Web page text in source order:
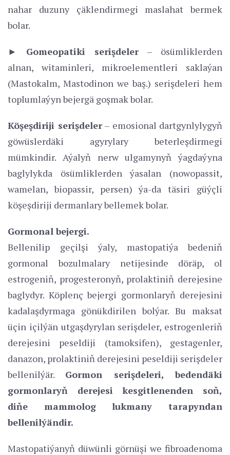
nahar duzuny çäklendirmegi maslahat bermek
bolar.
► Gomeopatiki serişdeler– ösümliklerden
alnan, witaminleri, mikroelementleri saklaýan
(Mastokalm, Mastodinon we baş.) serişdeleri hem
toplumlaýyn bejergä goşmak bolar.
Köşeşdiriji serişdeler– emosional dartgynlylygyň
göwüslerdäki agyrylary beterleşdirmegi
mümkindir. Aýalyň nerw ulgamynyň ýagdaýyna
baglylykda ösümliklerden ýasalan (nowopassit,
wamelan, biopassir, persen) ýa-da täsiri güýçli
köşeşdiriji dermanlary bellemek bolar.
Gormonal bejergi.
Bellenilip geçilşi ýaly, mastopatiýa bedeniň
gormonal bozulmalary netijesinde döräp, ol
estrogeniň, progesteronyň, prolaktiniň derejesine
baglydyr. Köplenç bejergi gormonlaryň derejesini
kadalaşdyrmaga gönükdirilen bolýar. Bu maksat
üçin içilýän utgaşdyrylan serişdeler, estrogenleriň
derejesini peseldiji (tamoksifen), gestagenler,
danazon, prolaktiniň derejesini peseldiji serişdeler
bellenilýär. Gormon serişdeleri, bedendäki
gormonlaryň derejesi kesgitlenenden soň,
diňe mammolog lukmany tarapyndan
bellenilýändir.
Mastopatiýanyň düwünli görnüşi we fibroadenoma